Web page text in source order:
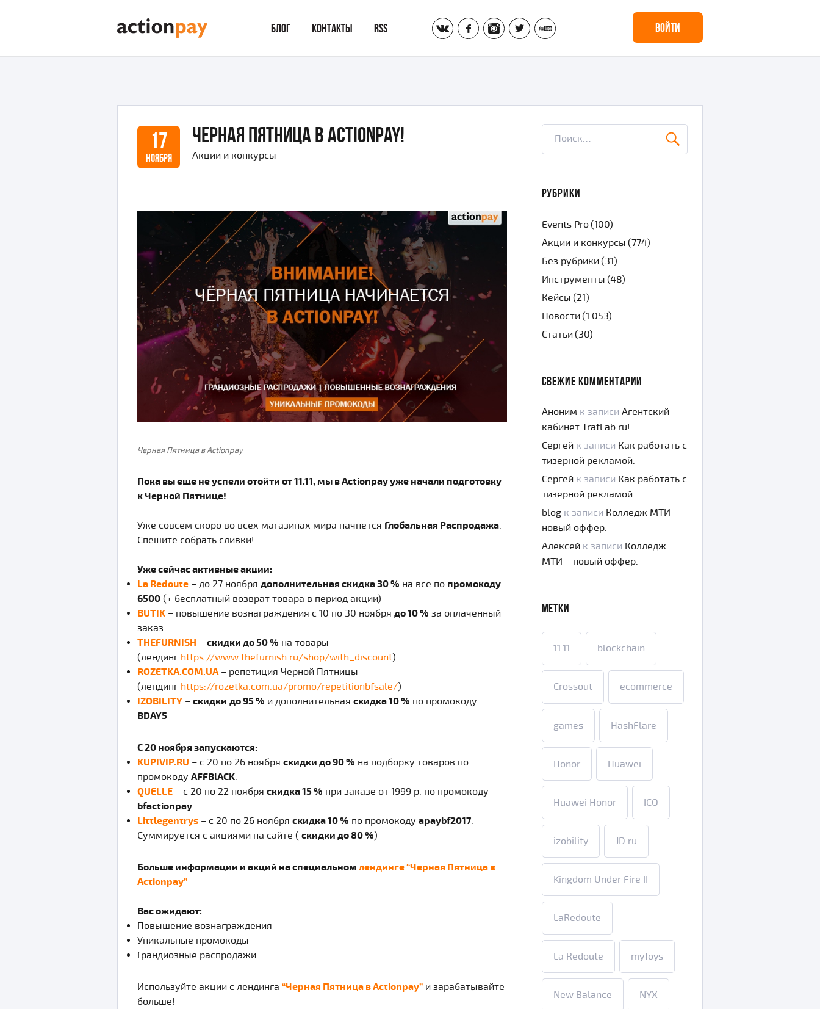
БЛОГ КОНТАКТЫ RSS vk fb inst tw yt Войти
17
НОЯБРЯ
Черная Пятница в Actionpay!
Акции и конкурсы
Черная Пятница в Actionpay
Пока вы еще не успели отойти от 11.11, мы в Actionpay уже начали подготовку
к Черной Пятнице!
Уже совсем скоро во всех магазинах мира начнется Глобальная Распродажа.
Спешите собрать сливки!
Уже сейчас активные акции:
La Redoute – до 27 ноября дополнительная скидка 30 % на все по промокоду
6500 (+ бесплатный возврат товара в период акции)
BUTIK – повышение вознаграждения с 10 по 30 ноября до 10 % за оплаченный
заказ
THEFURNISH – скидки до 50 % на товары
(лендинг https://www.thefurnish.ru/shop/with_discount)
ROZETKA.COM.UA– репетиция Черной Пятницы
(лендинг https://rozetka.com.ua/promo/repetitionbfsale/)
IZOBILITY – скидки до 95 % и дополнительная скидка 10 % по промокоду
BDAY5
С 20 ноября запускаются:
KUPIVIP.RU – с 20 по 26 ноября скидки до 90 % на подборку товаров по
промокоду AFFBlACK.
QUELLE – с 20 по 22 ноября скидка 15 % при заказе от 1999 р. по промокоду
bfactionpay
Littlegentrys – с 20 по 26 ноября скидка 10 % по промокоду apaybf2017.
Суммируется с акциями на сайте ( скидки до 80 %)
Больше информации и акций на специальном лендинге “Черная Пятница в
Actionpay”
Вас ожидают:
Повышение вознаграждения
Уникальные промокоды
Грандиозные распродажи
Используйте акции с лендинга “Черная Пятница в Actionpay” и зарабатывайте
больше!
РУБРИКИ
Events Pro(100)
Акции и конкурсы (774)
Без рубрики(31)
Инструменты (48)
Кейсы (21)
Новости(1 053)
Статьи(30)
СВЕЖИЕ КОММЕНТАРИИ
Аноним к записи Агентский
кабинет TrafLab.ru!
Сергейк записи Как работать с
тизерной рекламой.
Сергейк записи Как работать с
тизерной рекламой.
blogк записи Колледж МТИ –
новый оффер.
Алексейк записи Колледж
МТИ – новый оффер.
МЕТКИ
11.11 blockchain
Crossout ecommerce
games HashFlare
Honor Huawei
Huawei Honor ICO
izobility JD.ru
Kingdom Under Fire II
LaRedoute
La Redoute myToys
New Balance NYX